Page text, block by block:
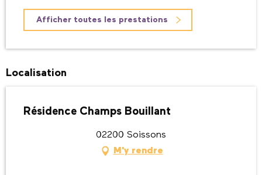
Afficher toutes les prestations
Localisation
Résidence Champs Bouillant
02200 Soissons
M'y rendre